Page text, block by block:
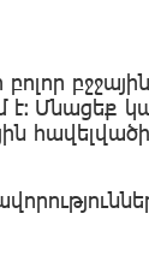
Մնացեք